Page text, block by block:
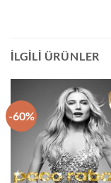
İLGILI ÜRÜNLER
-60%